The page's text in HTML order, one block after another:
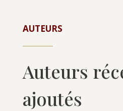
AUTEURS
Auteurs
ajoutés